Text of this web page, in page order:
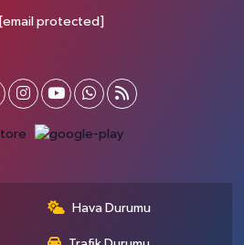
[email protected]
Hava Durumu